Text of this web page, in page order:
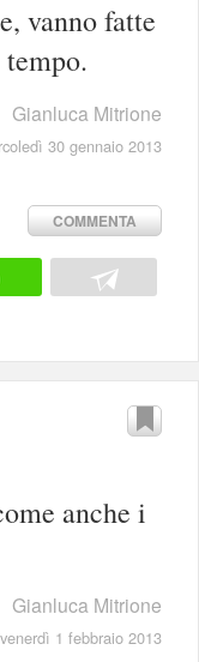
vanno fatte
Gianluca Mitrione
30 gennaio 2013
COMMENTA
anche i
Gianluca Mitrione
1 febbraio 2013